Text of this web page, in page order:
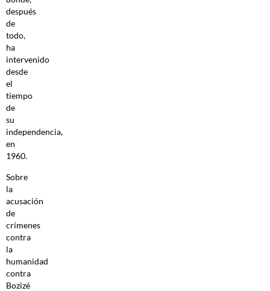
después
de
todo,
ha
intervenido
desde
el
tiempo
de
su
independencia,
en
1960.
Sobre
la
acusación
de
crímenes
contra
la
humanidad
contra
Bozizé